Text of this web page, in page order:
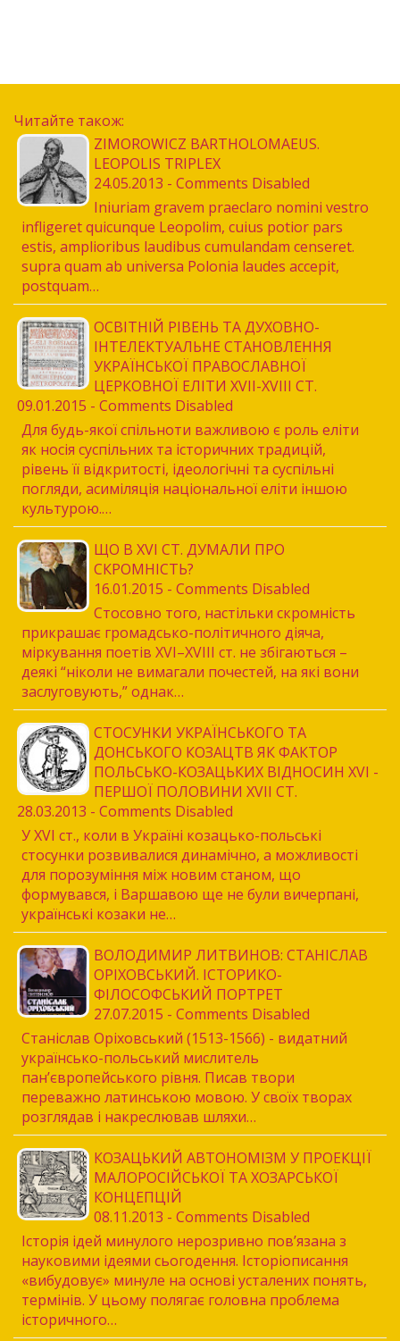
Читайте також:
ZIMOROWICZ BARTHOLOMAEUS.
LEOPOLIS TRIPLEX
24.05.2013 - Comments Disabled
Iniuriam gravem praeclaro nomini vestro
infligeret quicunque Leopolim, cuius potior pars
estis, amplioribus laudibus cumulandam censeret.
supra quam ab universa Polonia laudes accepit,
postquam…
ОСВІТНІЙ РІВЕНЬ ТА ДУХОВНО-
ІНТЕЛЕКТУАЛЬНЕ СТАНОВЛЕННЯ
УКРАЇНСЬКОЇ ПРАВОСЛАВНОЇ
ЦЕРКОВНОЇ ЕЛІТИ XVII-XVIII СТ.
09.01.2015 - Comments Disabled
Для будь-якої спільноти важливою є роль еліти
як носія суспільних та історичних традицій,
рівень її відкритості, ідеологічні та суспільні
погляди, асиміляція національної еліти іншою
культурою.…
ЩО В XVI СТ. ДУМАЛИ ПРО
СКРОМНІСТЬ?
16.01.2015 - Comments Disabled
Стосовно того, настільки скромність
прикрашає громадсько-політичного діяча,
міркування поетів XVI–XVIII ст. не збігаються –
деякі “ніколи не вимагали почестей, на які вони
заслуговують,” однак…
СТОСУНКИ УКРАЇНСЬКОГО ТА
ДОНСЬКОГО КОЗАЦТВ ЯК ФАКТОР
ПОЛЬСЬКО-КОЗАЦЬКИХ ВІДНОСИН XVI -
ПЕРШОЇ ПОЛОВИНИ XVII СТ.
28.03.2013 - Comments Disabled
У XVI ст., коли в Україні козацько-польські
стосунки розвивалися динамічно, а можливості
для порозуміння між новим станом, що
формувався, і Варшавою ще не були вичерпані,
українські козаки не…
ВОЛОДИМИР ЛИТВИНОВ: СТАНІСЛАВ
ОРІХОВСЬКИЙ. ІСТОРИКО-
ФІЛОСОФСЬКИЙ ПОРТРЕТ
27.07.2015 - Comments Disabled
Станіслав Оріховський (1513-1566) - видатний
українсько-польський мислитель
пан’європейського рівня. Писав твори
переважно латинською мовою. У своїх творах
розглядав і накреслював шляхи…
КОЗАЦЬКИЙ АВТОНОМІЗМ У ПРОЕКЦІЇ
МАЛОРОСІЙСЬКОЇ ТА ХОЗАРСЬКОЇ
КОНЦЕПЦІЙ
08.11.2013 - Comments Disabled
Історія ідей минулого нерозривно пов’язана з
науковими ідеями сьогодення. Історіописання
«вибудовує» минуле на основі усталених понять,
термінів. У цьому полягає головна проблема
історичного…